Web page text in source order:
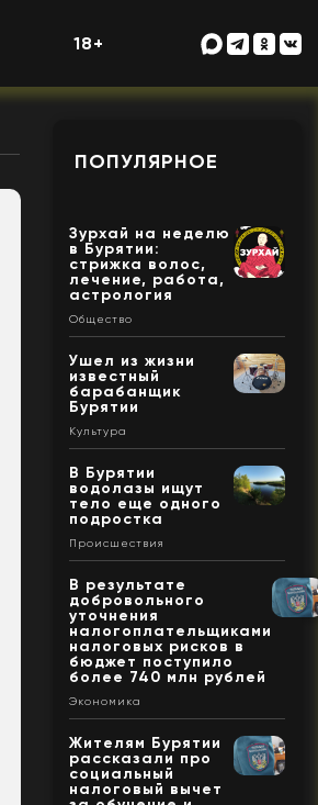
18+
ПОПУЛЯРНОЕ
Зурхай на неделю
в Бурятии:
стрижка волос,
лечение, работа,
астрология
Общество
Ушел из жизни
известный
барабанщик
Бурятии
Культура
В Бурятии
водолазы ищут
тело еще одного
подростка
Происшествия
В результате
добровольного
уточнения
налогоплательщиками
налоговых рисков в
бюджет поступило
более 740 млн рублей
Экономика
Жителям Бурятии
рассказали про
социальный
налоговый вычет